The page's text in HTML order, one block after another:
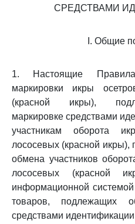
СРЕДСТВАМИ
I. Общие
1. Настоящие
маркировки икры
(красной икры),
маркировке средствами
участникам оборота
лососевых (красной
обмена участников
лососевых (красной
информационной
товаров, подлежащих
средствами